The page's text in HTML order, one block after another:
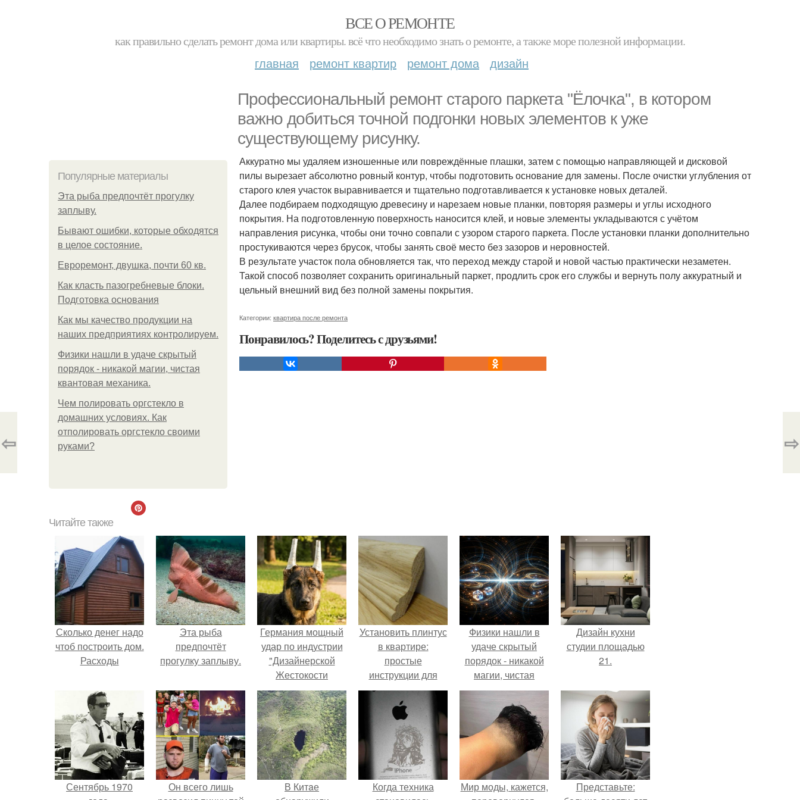
ВСЕ О РЕМОНТЕ
как правильно сделать ремонт дома или квартиры. всё что необходимо знать о ремонте, а также море полезной информации.
главная ремонт квартир ремонт дома дизайн
Профессиональный ремонт старого паркета "Ёлочка", в котором
важно добиться точной подгонки новых элементов к уже
существующему рисунку.
Популярные материалы
Эта рыба предпочтёт прогулку
заплыву.
Бывают ошибки, которые обходятся
в целое состояние.
Евроремонт, двушка, почти 60 кв.
Как класть пазогребневые блоки.
Подготовка основания
Как мы качество продукции на
наших предприятиях контролируем.
Физики нашли в удаче скрытый
порядок - никакой магии, чистая
квантовая механика.
Чем полировать оргстекло в
домашних условиях. Как
отполировать оргстекло своими
руками?
Аккуратно мы удаляем изношенные или повреждённые плашки, затем с помощью направляющей и дисковой
пилы вырезает абсолютно ровный контур, чтобы подготовить основание для замены. После очистки углубления от
старого клея участок выравнивается и тщательно подготавливается к установке новых деталей.
Далее подбираем подходящую древесину и нарезаем новые планки, повторяя размеры и углы исходного
покрытия. На подготовленную поверхность наносится клей, и новые элементы укладываются с учётом
направления рисунка, чтобы они точно совпали с узором старого паркета. После установки планки дополнительно
простукиваются через брусок, чтобы занять своё место без зазоров и неровностей.
В результате участок пола обновляется так, что переход между старой и новой частью практически незаметен.
Такой способ позволяет сохранить оригинальный паркет, продлить срок его службы и вернуть полу аккуратный и
цельный внешний вид без полной замены покрытия.
Категории: квартира после ремонта
Понравилось? Поделитесь с друзьями!
⇦ ⇨
Читайте также
Сколько денег надо
чтоб построить дом.
Расходы
Эта рыба
предпочтёт
прогулку заплыву.
Германия мощный
удар по индустрии
"Дизайнерской
Жестокости
нанесла".
Установить плинтус
в квартире:
простые
инструкции для
начинающих
Физики нашли в
удаче скрытый
порядок - никакой
магии, чистая
квантовая
механика.
Дизайн кухни
студии площадью
21.
Сентябрь 1970
Он всего лишь
В Китaе
Когда техника
Мир моды, кажется,
Представьте: